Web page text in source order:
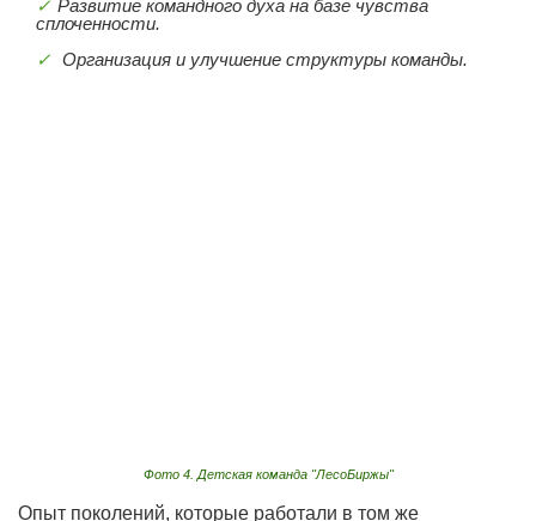
Развитие командного духа на базе чувства
сплоченности.
Организация и улучшение структуры команды.
Фото 4. Детская команда "ЛесоБиржы"
Опыт поколений, которые работали в том же